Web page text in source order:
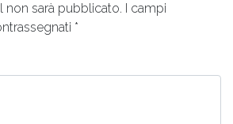
non sarà pubblicato.
I campi
*